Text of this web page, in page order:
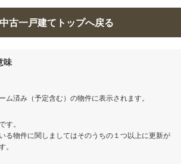
中古一戸建てトップへ戻る
味
ム済み（予定含む）の物件に表示されます。
。
る物件に関しましてはそのうちの１つ以上に更新が